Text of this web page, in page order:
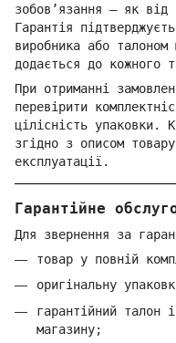
зобов’язання — як
Гарантія
виробника або
додається до кожного
При отриманні
перевірити
цілісність упаковки.
згідно з описом
експлуатації.
Гарантійне
Для звернення за
товар у повній
оригінальну
гарантійний талон
магазину;